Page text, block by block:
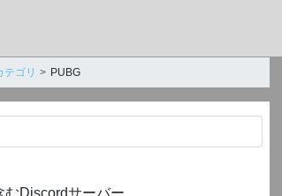
テゴリ PUBG
むDiscordサーバー